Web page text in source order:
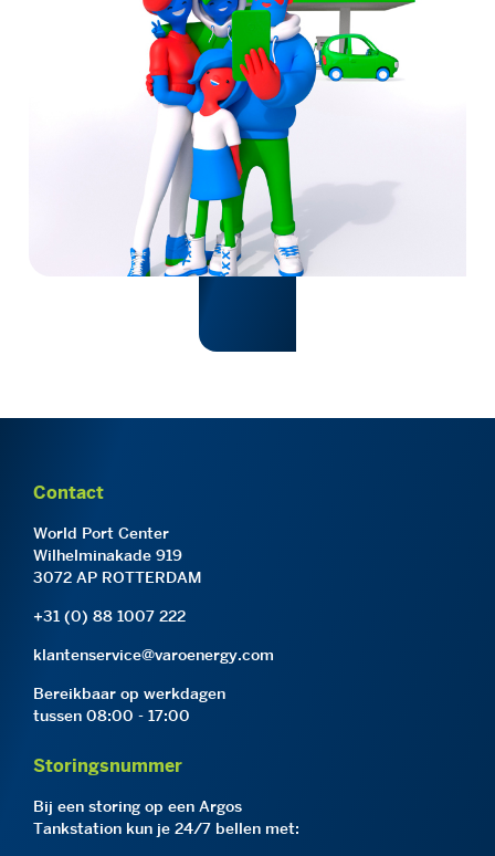
Contact
World Port Center
Wilhelminakade 919
3072 AP ROTTERDAM
+31 (0) 88 1007 222
klantenservice@varoenergy.com
Bereikbaar op werkdagen
tussen 08:00 - 17:00
Storingsnummer
Bij een storing op een Argos
Tankstation kun je 24/7 bellen met: